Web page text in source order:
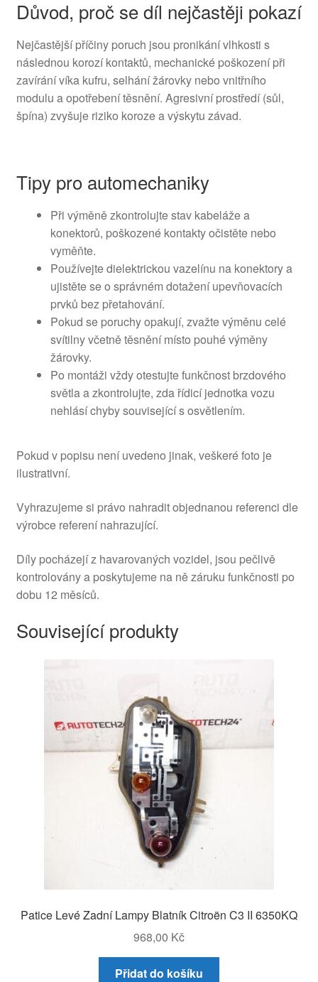
Důvod, proč se díl nejčastěji pokazí
Nejčastější příčiny poruch jsou pronikání vlhkosti s
následnou korozí kontaktů, mechanické poškození při
zavírání víka kufru, selhání žárovky nebo vnitřního
modulu a opotřebení těsnění. Agresivní prostředí (sůl,
špína) zvyšuje riziko koroze a výskytu závad.
Tipy pro automechaniky
Při výměně zkontrolujte stav kabeláže a
konektorů, poškozené kontakty očistěte nebo
vyměňte.
Používejte dielektrickou vazelínu na konektory a
ujistěte se o správném dotažení upevňovacích
prvků bez přetahování.
Pokud se poruchy opakují, zvažte výměnu celé
svítilny včetně těsnění místo pouhé výměny
žárovky.
Po montáži vždy otestujte funkčnost brzdového
světla a zkontrolujte, zda řídicí jednotka vozu
nehlásí chyby související s osvětlením.
Pokud v popisu není uvedeno jinak, veškeré foto je
ilustrativní.
Vyhrazujeme si právo nahradit objednanou referenci dle
výrobce referení nahrazující.
Díly pocházejí z havarovaných vozidel, jsou pečlivě
kontrolovány a poskytujeme na ně záruku funkčnosti po
dobu 12 měsíců.
Související produkty
Patice Levé Zadní Lampy Blatník Citroën C3 II 6350KQ
968,00 Kč
Přidat do košíku